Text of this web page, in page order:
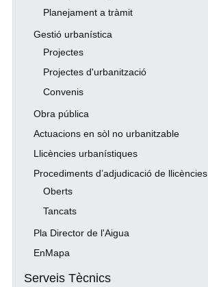
Planejament a tràmit
Gestió urbanística
Projectes
Projectes d'urbanització
Convenis
Obra pública
Actuacions en sòl no urbanitzable
Llicències urbanístiques
Procediments d’adjudicació de llicències
Oberts
Tancats
Pla Director de l'Aigua
EnMapa
Serveis Tècnics